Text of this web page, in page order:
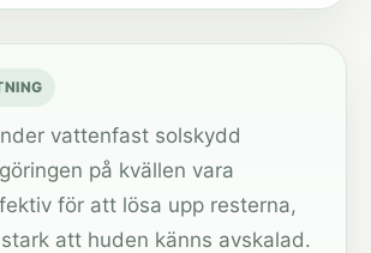
vattenfast solskydd
på kvällen vara
för att lösa upp resterna,
att huden känns avskalad.